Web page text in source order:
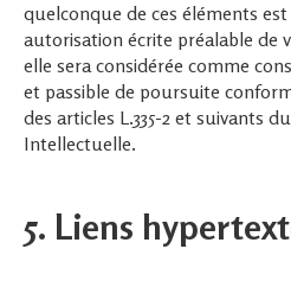
quelconque de ces éléments
autorisation écrite préalable de
elle sera considérée comme
et passible de poursuite
des articles L.335-2 et suivants
Intellectuelle.
5. Liens